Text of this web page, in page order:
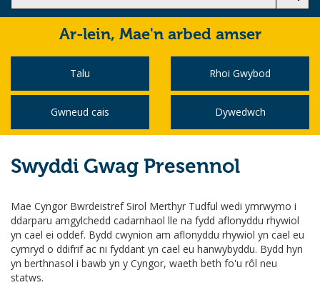
Ar-lein, Mae'n arbed amser
Talu Rhoi Gwybod
Gwneud cais Dywedwch
Swyddi Gwag Presennol
Mae Cyngor Bwrdeistref Sirol Merthyr Tudful wedi ymrwymo i
ddarparu amgylchedd cadarnhaol lle na fydd aflonyddu rhywiol
yn cael ei oddef. Bydd cwynion am aflonyddu rhywiol yn cael eu
cymryd o ddifrif ac ni fyddant yn cael eu hanwybyddu. Bydd hyn
yn berthnasol i bawb yn y Cyngor, waeth beth fo'u rôl neu
statws.